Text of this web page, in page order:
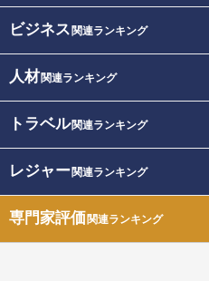
ビジネス 関連ランキング
人材関連ランキング
トラベル関連ランキング
レジャー関連ランキング
専門家評価関連ランキング